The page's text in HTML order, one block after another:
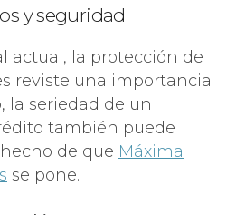
y seguridad
actual, la protección de
reviste una importancia
la seriedad de un
también puede
de que Máxima
se pone.